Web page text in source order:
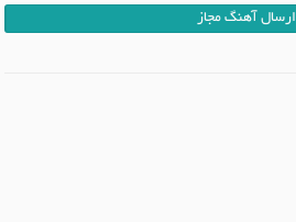
ارسال آهنگ مجاز